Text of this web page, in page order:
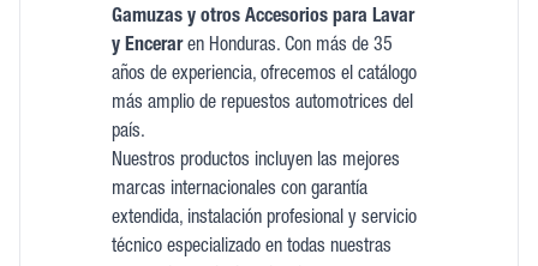
Gamuzas y otros Accesorios para Lavar
y Enceraren Honduras. Con más de 35
años de experiencia, ofrecemos el catálogo
más amplio de repuestos automotrices del
país.
Nuestros productos incluyen las mejores
marcas internacionales con garantía
extendida, instalación profesional y servicio
técnico especializado en todas nuestras